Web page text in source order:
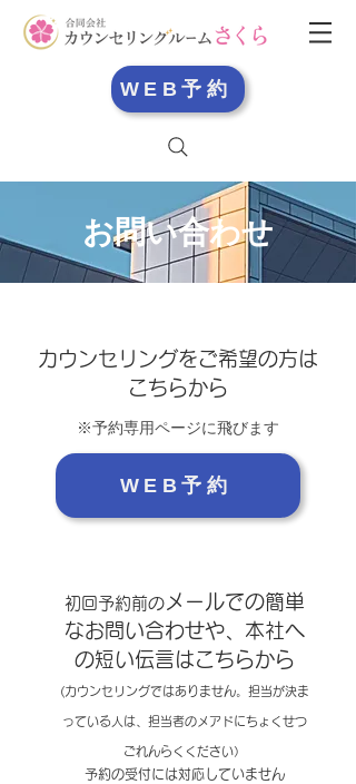
WEB予約
お問い合わせ
カウンセリングをご希望の方は
こちらから
※​予約専用ページに飛びます
WEB予約
​初回予約前のメールでの簡単
なお問い合わせや、本社へ
の短い伝言はこちらから
(カウンセリングではありません。担当が決ま
っている人は、担当者のメアドにちょくせつ
ごれんらくください）
​​予約の受付には対応していません